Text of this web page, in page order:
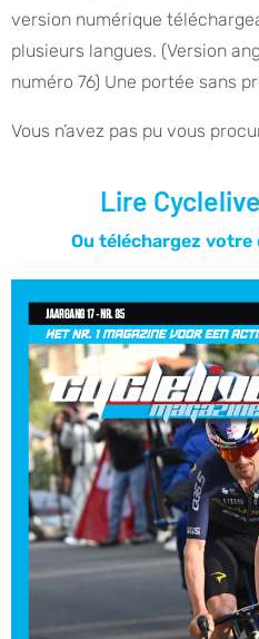
version numérique
plusieurs langues. (Version
numéro 76) Une portée sans
Vous n’avez pas pu vous
Lire
Ou téléchargez votre